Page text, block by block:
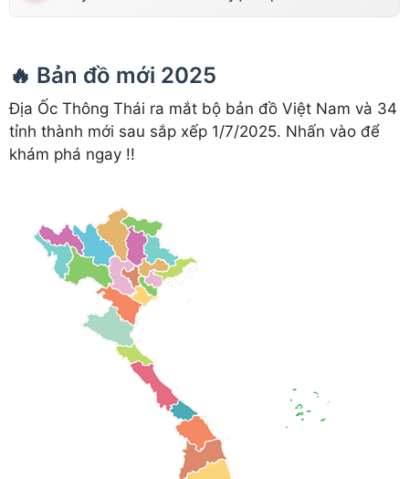
🔥 Bản đồ mới 2025
Địa Ốc Thông Thái ra mắt bộ bản đồ Việt Nam và 34
tỉnh thành mới sau sắp xếp 1/7/2025. Nhấn vào để
khám phá ngay !!